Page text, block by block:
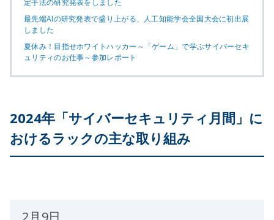
最先端AIの研究発表で盛り上がる、人工知能学会全国大会に初出展
しました
夏休み！目指せホワイトハッカー～「ゲーム」で学ぶサイバーセキ
ュリティのお仕事～参加レポート
2024年「サイバーセキュリティ月間」に
おけるラックの主な取り組み
2月9日